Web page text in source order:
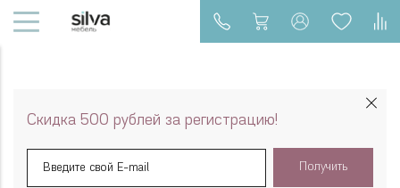
Скидка 500 рублей за регистрацию!
Получить